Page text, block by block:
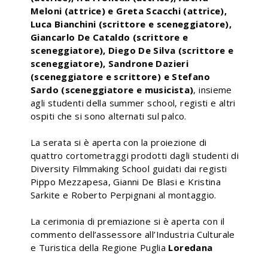
Meloni (attrice) e Greta Scacchi (attrice),
Luca Bianchini (scrittore e sceneggiatore),
Giancarlo De Cataldo (scrittore e
sceneggiatore), Diego De Silva (scrittore e
sceneggiatore), Sandrone Dazieri
(sceneggiatore e scrittore) e Stefano
Sardo (sceneggiatore e musicista), insieme
agli studenti della summer school, registi e altri
ospiti che si sono alternati sul palco.
La serata si è aperta con la proiezione di
quattro cortometraggi prodotti dagli studenti di
Diversity Filmmaking School guidati dai registi
Pippo Mezzapesa, Gianni De Blasi e Kristina
Sarkite e Roberto Perpignani al montaggio.
La cerimonia di premiazione si è aperta con il
commento dell’assessore all’Industria Culturale
e Turistica della Regione Puglia Loredana